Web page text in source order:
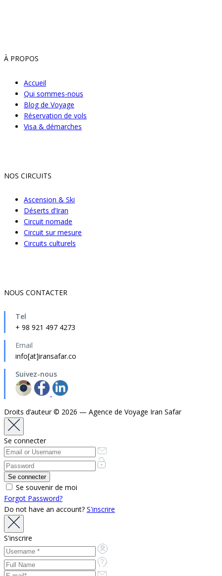
À PROPOS
Accueil
Qui sommes-nous
Blog de Voyage
Réservation de vols
Visa & démarches
NOS CIRCUITS
Ascension & Ski
Déserts d’Iran
Circuit nomade
Circuit sur mesure
Circuits culturels
NOUS CONTACTER
Tel
+ 98 921 497 4273
Email
info[at]iransafar.co
Suivez-nous
Droits d’auteur © 2026 — Agence de Voyage Iran Safar
Se connecter
Se souvenir de moi
Forgot Password?
Do not have an account? S'inscrire
S'inscrire